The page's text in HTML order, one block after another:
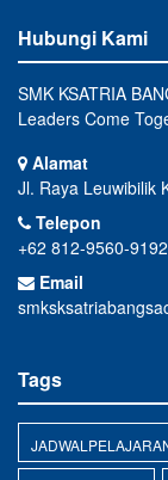
Hubungi Kami
SMK KSATRIA
Leaders Come
Alamat
Jl. Raya Leuwibilik
Telepon
+62 812-9560-9192
Email
Tags